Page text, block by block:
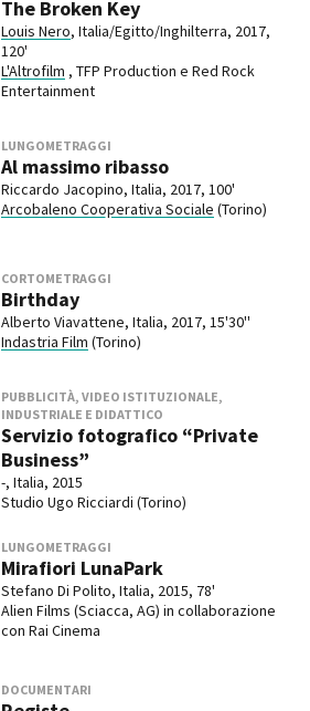
The Broken Key
Louis Nero, Italia/Egitto/Inghilterra, 2017,
120'
L'Altrofilm , TFP Production e Red Rock
Entertainment
LUNGOMETRAGGI
Al massimo ribasso
Riccardo Jacopino, Italia, 2017, 100'
Arcobaleno Cooperativa Sociale (Torino)
CORTOMETRAGGI
Birthday
Alberto Viavattene, Italia, 2017, 15'30''
Indastria Film (Torino)
PUBBLICITÀ, VIDEO ISTITUZIONALE,
INDUSTRIALE E DIDATTICO
Servizio fotografico “Private
Business”
-, Italia, 2015
Studio Ugo Ricciardi (Torino)
LUNGOMETRAGGI
Mirafiori LunaPark
Stefano Di Polito, Italia, 2015, 78'
Alien Films (Sciacca, AG) in collaborazione
con Rai Cinema
DOCUMENTARI